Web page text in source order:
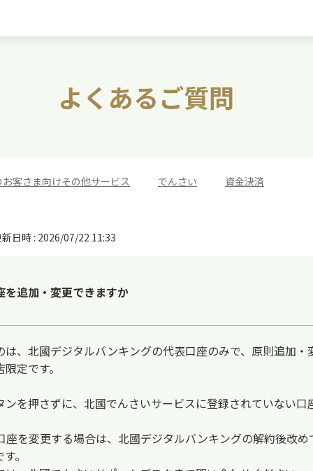
よくあるご質問
客さま向けその他サービス でんさい 資金決済
日時 : 2026/07/22 11:33
追加・変更できますか
、北國デジタルバンキングの代表口座のみで、原則追加・
定です。
を押さずに、北國でんさいサービスに登録されていない口
を変更する場合は、北國デジタルバンキングの解約後改
。